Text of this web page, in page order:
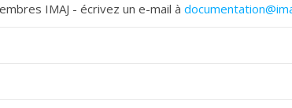
IMAJ - écrivez un e-mail à